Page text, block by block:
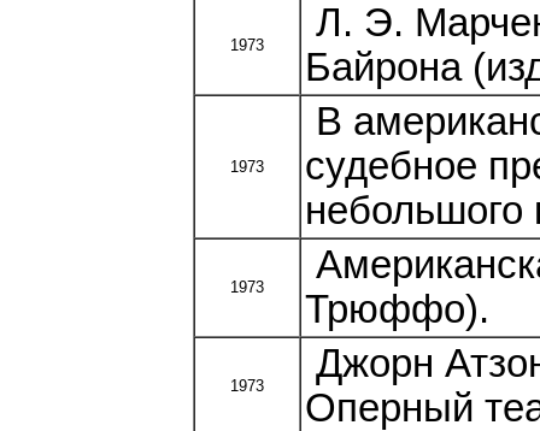
1973
Л. Э.
Байрона
1973
В
судебное
небольшого
1973
Трюффо).
1973
Джорн
Оперный